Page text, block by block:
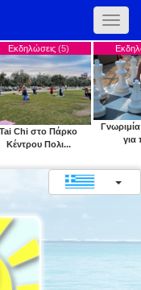
Toggle
(5)
Πάρκο
Εκδηλώσεις(6)
Γνωριμία με το